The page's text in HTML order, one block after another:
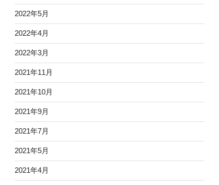
2022年5月
2022年4月
2022年3月
2021年11月
2021年10月
2021年9月
2021年7月
2021年5月
2021年4月